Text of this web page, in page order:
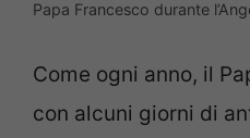
Papa Francesco durante
Come ogni anno, il
con alcuni giorni di